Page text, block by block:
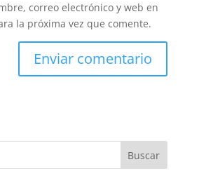
correo electrónico y web en
la próxima vez que comente.